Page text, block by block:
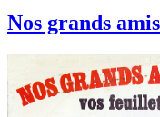
Nos grands